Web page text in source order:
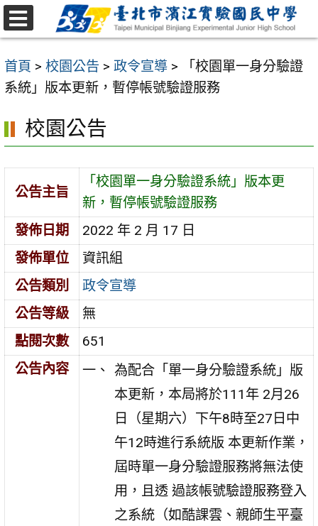
跳
至
要
內
區
首頁 > 校園公告 > 政令宣導 >
「校園單一身分驗證
系統」版本更新，暫停帳號驗證服務
校園公告
公告主旨
「校園單一身分驗證系統」版本更
新，暫停帳號驗證服務
發佈日期
2022 年 2 月 17 日
發佈單位
資訊組
公告類別
政令宣導
公告等級
無
點閱次數
651
公告內容
為配合「單一身分驗證系統」版
本更新，本局將於111年 2月26
日（星期六）下午8時至27日中
午12時進行系統版 本更新作業，
屆時單一身分驗證服務將無法使
用，且透 過該帳號驗證服務登入
之系統（如酷課雲、親師生平臺
選
單